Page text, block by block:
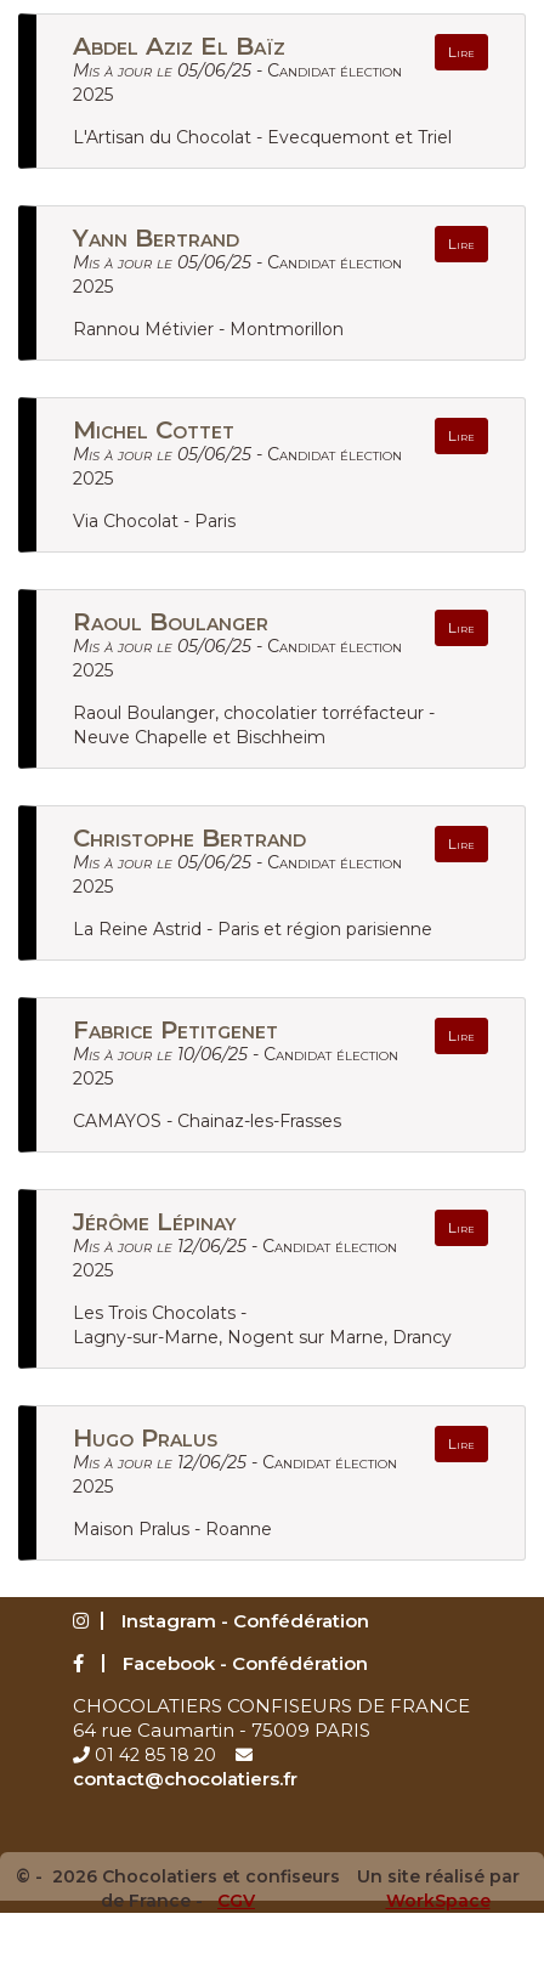
Abdel Aziz El Baïz Lire
Mis à jour le 05/06/25 - Candidat élection
2025
L'Artisan du Chocolat - Evecquemont et Triel
Yann Bertrand Lire
Mis à jour le 05/06/25 - Candidat élection
2025
Rannou Métivier - Montmorillon
Michel Cottet Lire
Mis à jour le 05/06/25 - Candidat élection
2025
Via Chocolat - Paris
Raoul Boulanger Lire
Mis à jour le 05/06/25 - Candidat élection
2025
Raoul Boulanger, chocolatier torréfacteur -
Neuve Chapelle et Bischheim
Christophe Bertrand Lire
Mis à jour le 05/06/25 - Candidat élection
2025
La Reine Astrid - Paris et région parisienne
Fabrice Petitgenet Lire
Mis à jour le 10/06/25 - Candidat élection
2025
CAMAYOS - Chainaz-les-Frasses
Jérôme Lépinay Lire
Mis à jour le 12/06/25 - Candidat élection
2025
Les Trois Chocolats -
Lagny-sur-Marne, Nogent sur Marne, Drancy
Hugo Pralus Lire
Mis à jour le 12/06/25 - Candidat élection
2025
Maison Pralus - Roanne
Instagram - Confédération
Facebook - Confédération
CHOCOLATIERS CONFISEURS DE FRANCE
64 rue Caumartin - 75009 PARIS
01 42 85 18 20
contact@chocolatiers.fr
© - 2026 Chocolatiers et confiseurs
de France -CGV
Un site réalisé par
WorkSpace